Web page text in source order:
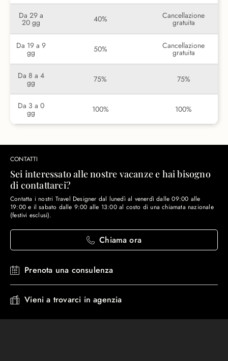
Da 29 a
20 gg 40% Cancellazione
gratuita
Da 19 a 9
gg 50% Cancellazione
gratuita
Da 8 a 4
gg 75% 75%
Da 3 a 0
gg 100% 100%
CONTATTI
Sei interessato alle nostre vacanze e hai bisogno
di contattarci?
Contatta i nostri Travel Designer dal lunedì al venerdì dalle 09:00 alle
19:00 e il sabato dalle 9:00 alle 13:00 al costo di una chiamata nazionale
(festivi esclusi).
Chiama ora
Prenota una consulenza
Vieni a trovarci in agenzia